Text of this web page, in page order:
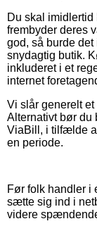
Du skal imidlertid
frembyder deres
god, så burde
snydagtig butik.
inkluderet i et
internet
Vi slår generelt
Alternativt bør du
ViaBill, i tilfælde
en periode.
Før folk handler i
sætte sig ind i
videre